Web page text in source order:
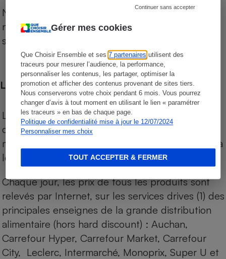
Gérer mes cookies
Que Choisir Ensemble et ses7 partenaires utilisent des
traceurs pour mesurer l’audience, la performance,
personnaliser les contenus, les partager, optimiser la
promotion et afficher des contenus provenant de sites tiers.
Nous conserverons votre choix pendant 6 mois. Vous pourrez
changer d’avis à tout moment en utilisant le lien « paramétrer
les traceurs » en bas de chaque page.
Politique de confidentialité mise à jour le 12/07/2024
Personnaliser mes choix
Continuer sans accepter
TOUT ACCEPTER & FERMER
Notre comparateur de supermarchés propose le
niveau de prix des supermarchés, géolocalisés
sur le territoire français.
Les comparaisons de prix
Les comparaisons sont réalisées sur l’ensemble
des produits des magasins. Les produits de
marques de distributeurs (MDD) sont comparés à
leurs équivalents chez leurs concurrents.
Chaque jour, les prix de tous les produits sont
relevés par Internet, sur les services drives (1) des
principales enseignes de la grande distribution
alimentaire (hors hard discount) : Auchan,
Carrefour Hyper, Carrefour Market, Carrefour
City, Leclerc, Intermarché, Monoprix, Super U et